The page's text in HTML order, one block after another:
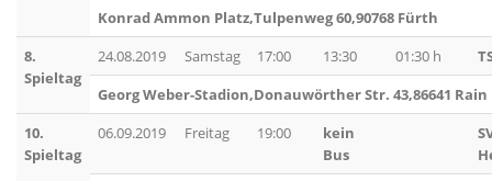
Konrad Ammon Platz,Tulpenweg 60,90768 Fürth
8.
Spieltag
24.08.2019 Samstag 17:00 13:30 01:30 h
Georg Weber-Stadion,Donauwörther Str. 43,86641 Rain
10.
Spieltag
06.09.2019 Freitag 19:00
kein
Bus